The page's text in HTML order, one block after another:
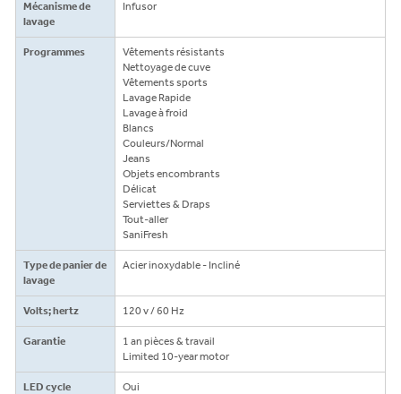
Mécanisme de
lavage
Infusor
Programmes
Vêtements résistants
Nettoyage de cuve
Vêtements sports
Lavage Rapide
Lavage à froid
Blancs
Couleurs/Normal
Jeans
Objets encombrants
Délicat
Serviettes & Draps
Tout-aller
SaniFresh
Type de panier de
lavage
Acier inoxydable - Incliné
Volts; hertz 120 v / 60 Hz
Garantie
1 an pièces & travail
Limited 10-year motor
LED cycle
Oui